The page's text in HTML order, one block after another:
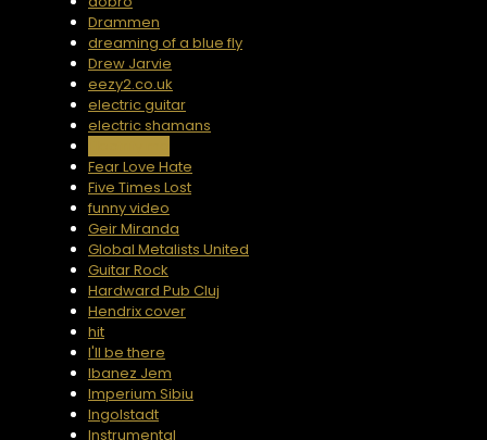
Drammen
dreaming of a blue fly
Drew Jarvie
eezy2.co.uk
electric guitar
electric shamans
Fear Love Hate
Five Times Lost
funny video
Geir Miranda
Global Metalists United
Guitar Rock
Hardward Pub Cluj
Hendrix cover
hit
I'll be there
Ibanez Jem
Imperium Sibiu
Ingolstadt
Instrumental